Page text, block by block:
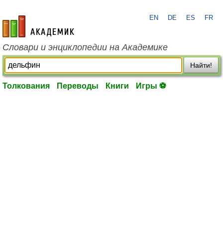
academic.ru
EN DE ES FR
Словари и энциклопедии на Академике
Найти!
Толкования Переводы Книги Игры ⚽